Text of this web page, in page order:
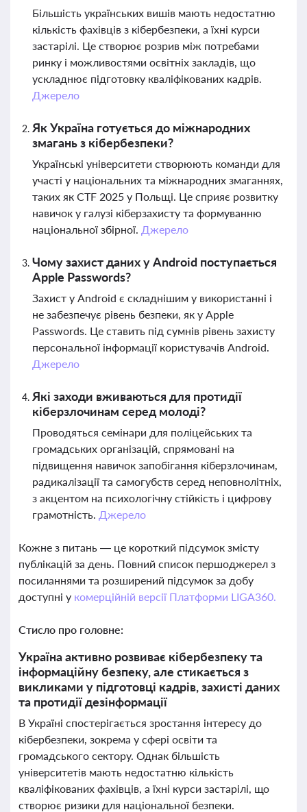
Більшість українських вишів мають недостатню
кількість фахівців з кібербезпеки, а їхні курси
застарілі. Це створює розрив між потребами
ринку і можливостями освітніх закладів, що
ускладнює підготовку кваліфікованих кадрів.
Джерело
Як Україна готується до міжнародних
змагань з кібербезпеки?
Українські університети створюють команди для
участі у національних та міжнародних змаганнях,
таких як CTF 2025 у Польщі. Це сприяє розвитку
навичок у галузі кіберзахисту та формуванню
національної збірної. Джерело
Чому захист даних у Android поступається
Apple Passwords?
Захист у Android є складнішим у використанні і
не забезпечує рівень безпеки, як у Apple
Passwords. Це ставить під сумнів рівень захисту
персональної інформації користувачів Android.
Джерело
Які заходи вживаються для протидії
кіберзлочинам серед молоді?
Проводяться семінари для поліцейських та
громадських організацій, спрямовані на
підвищення навичок запобігання кіберзлочинам,
радикалізації та самогубств серед неповнолітніх,
з акцентом на психологічну стійкість і цифрову
грамотність. Джерело
Кожне з питань — це короткий підсумок змісту
публікацій за день. Повний список першоджерел з
посиланнями та розширений підсумок за добу
доступні у комерційній версії Платформи LIGA360.
Стисло про головне:
Україна активно розвиває кібербезпеку та
інформаційну безпеку, але стикається з
викликами у підготовці кадрів, захисті даних
та протидії дезінформації
В Україні спостерігається зростання інтересу до
кібербезпеки, зокрема у сфері освіти та
громадського сектору. Однак більшість
університетів мають недостатню кількість
кваліфікованих фахівців, а їхні курси застарілі, що
створює ризики для національної безпеки.